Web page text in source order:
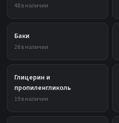
48 в наличии
Баки
28 в наличии
Глицерин и
пропиленгликоль
19 в наличии